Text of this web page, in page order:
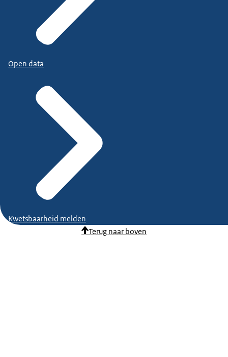
Open data
Kwetsbaarheid melden
Terug naar boven